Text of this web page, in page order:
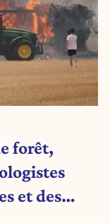
forêt,
et des